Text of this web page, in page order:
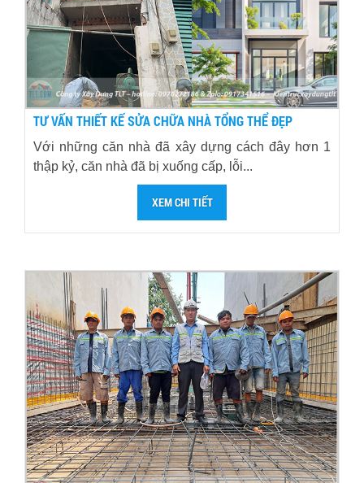
TƯ VẤN THIẾT KẾ SỬA CHỮA NHÀ TỔNG THỂ ĐẸP
Với những căn nhà đã xây dựng cách đây hơn 1
thập kỷ, căn nhà đã bị xuống cấp, lỗi...
XEM CHI TIẾT